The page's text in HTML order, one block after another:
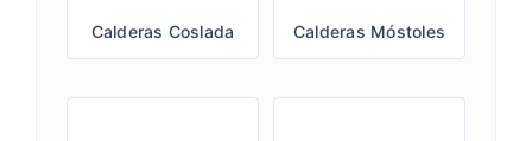
Calderas Coslada Calderas Móstoles